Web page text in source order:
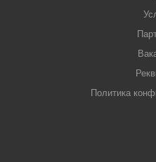
Политика